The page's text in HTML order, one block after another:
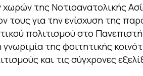
της Νοτιοανατολικής
τους για την ενίσχυση της
πολιτισμού στο
της φοιτητικής
και τις σύγχρονες